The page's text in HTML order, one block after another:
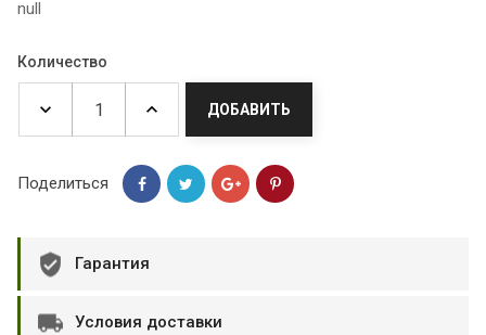
null
Количество
ДОБАВИТЬ
Поделиться
Гарантия
Условия доставки